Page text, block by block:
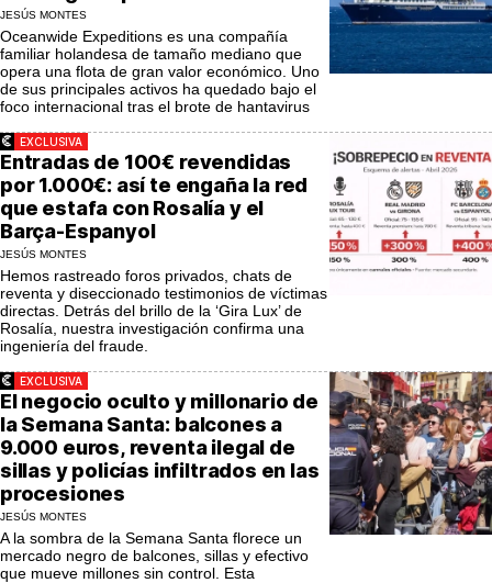
JESÚS MONTES
Oceanwide Expeditions es una compañía
familiar holandesa de tamaño mediano que
opera una flota de gran valor económico. Uno
de sus principales activos ha quedado bajo el
foco internacional tras el brote de hantavirus
EXCLUSIVA
Entradas de 100€ revendidas
por 1.000€: así te engaña la red
que estafa con Rosalía y el
Barça-Espanyol
JESÚS MONTES
Hemos rastreado foros privados, chats de
reventa y diseccionado testimonios de víctimas
directas. Detrás del brillo de la ‘Gira Lux’ de
Rosalía, nuestra investigación confirma una
ingeniería del fraude.
EXCLUSIVA
El negocio oculto y millonario de
la Semana Santa: balcones a
9.000 euros, reventa ilegal de
sillas y policías infiltrados en las
procesiones
JESÚS MONTES
A la sombra de la Semana Santa florece un
mercado negro de balcones, sillas y efectivo
que mueve millones sin control. Esta